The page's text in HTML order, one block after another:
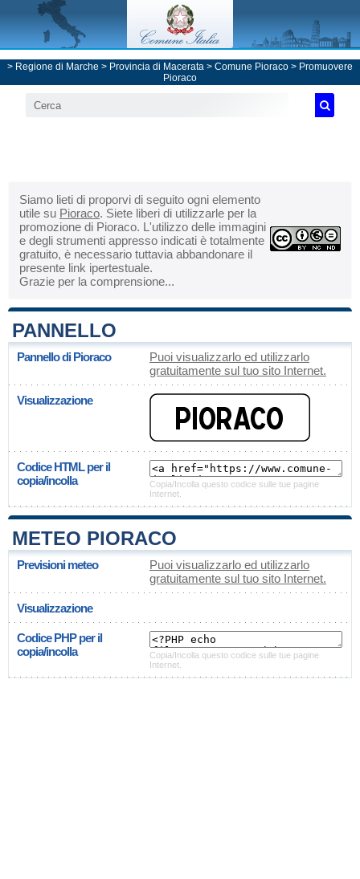
> Regione di Marche > Provincia di Macerata > Comune Pioraco > Promuovere
Pioraco
Siamo lieti di proporvi di seguito ogni elemento
utile su Pioraco. Siete liberi di utilizzarle per la
promozione di Pioraco. L'utilizzo delle immagini
e degli strumenti appresso indicati è totalmente
gratuito, è necessario tuttavia abbandonare il
presente link ipertestuale.
Grazie per la comprensione...
PANNELLO
Pannello di Pioraco
Puoi visualizzarlo ed utilizzarlo
gratuitamente sul tuo sito Internet.
Visualizzazione
Codice HTML per il
copia/incolla
Copia/Incolla questo codice sulle tue pagine
Internet.
METEO PIORACO
Previsioni meteo
Puoi visualizzarlo ed utilizzarlo
gratuitamente sul tuo sito Internet.
Visualizzazione
Codice PHP per il
copia/incolla
Copia/Incolla questo codice sulle tue pagine
Internet.